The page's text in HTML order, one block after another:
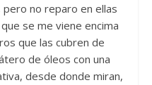
no reparo en ellas
se me viene encima
que las cubren de
de óleos con una
desde donde miran,